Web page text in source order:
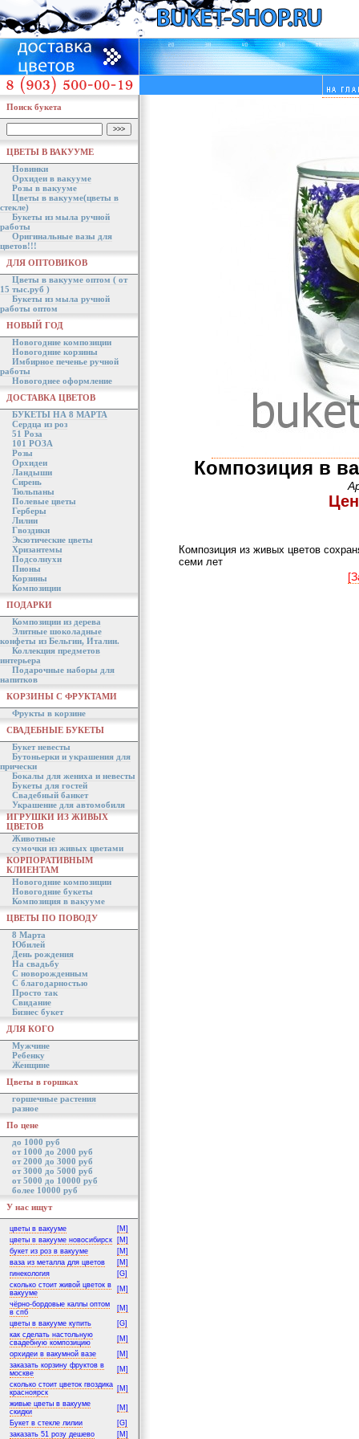
Поиск букета
ЦВЕТЫ В ВАКУУМЕ
Новинки
Орхидеи в вакууме
Розы в вакууме
Цветы в вакууме(цветы в
стекле)
Букеты из мыла ручной
работы
Оригинальные вазы для
цветов!!!
ДЛЯ ОПТОВИКОВ
Цветы в вакууме оптом ( от
15 тыс.руб )
Букеты из мыла ручной
работы оптом
НОВЫЙ ГОД
Новогодние композиции
Новогодние корзины
Имбирное печенье ручной
работы
Новогоднее оформление
ДОСТАВКА ЦВЕТОВ
БУКЕТЫ НА 8 МАРТА
Сердца из роз
51 Роза
101 РОЗА
Розы
Орхидеи
Ландыши
Сирень
Тюльпаны
Полевые цветы
Герберы
Лилии
Гвоздики
Экзотические цветы
Хризантемы
Подсолнухи
Пионы
Корзины
Композиции
ПОДАРКИ
Композиции из дерева
Элитные шоколадные
конфеты из Бельгии, Италии.
Коллекция предметов
интерьера
Подарочные наборы для
напитков
КОРЗИНЫ С ФРУКТАМИ
Фрукты в корзине
СВАДЕБНЫЕ БУКЕТЫ
Букет невесты
Бутоньерки и украшения для
прически
Бокалы для жениха и невесты
Букеты для гостей
Свадебный банкет
Украшение для автомобиля
ИГРУШКИ ИЗ ЖИВЫХ
ЦВЕТОВ
Животные
сумочки из живых цветами
КОРПОРАТИВНЫМ
КЛИЕНТАМ
Новогодние композиции
Новогодние букеты
Композиция в вакууме
ЦВЕТЫ ПО ПОВОДУ
8 Марта
Юбилей
День рождения
На свадьбу
С новорожденным
С благодарностью
Просто так
Свидание
Бизнес букет
ДЛЯ КОГО
Мужчине
Ребенку
Женщине
Цветы в горшках
горшечные растения
разное
По цене
до 1000 руб
от 1000 до 2000 руб
от 2000 до 3000 руб
от 3000 до 5000 руб
от 5000 до 10000 руб
более 10000 руб
У нас ищут
цветы в вакууме
[M]
цветы в вакууме новосибирск
[M]
букет из роз в вакууме
[M]
ваза из металла для цветов
[M]
гинекология
[G]
сколько стоит живой цветок в
вакууме
[M]
чёрно-бордовые каллы оптом
в спб
[M]
цветы в вакууме купить
[G]
как сделать настольную
свадебную композицию
[M]
орхидеи в вакумной вазе
[M]
заказать корзину фруктов в
москве
[M]
сколько стоит цветок гвоздика
красноярск
[M]
живые цветы в вакууме
скидки
[M]
Букет в стекле лилии
[G]
заказать 51 розу дешево
[M]
Композиция в
Композиция из живых цветов
семи лет